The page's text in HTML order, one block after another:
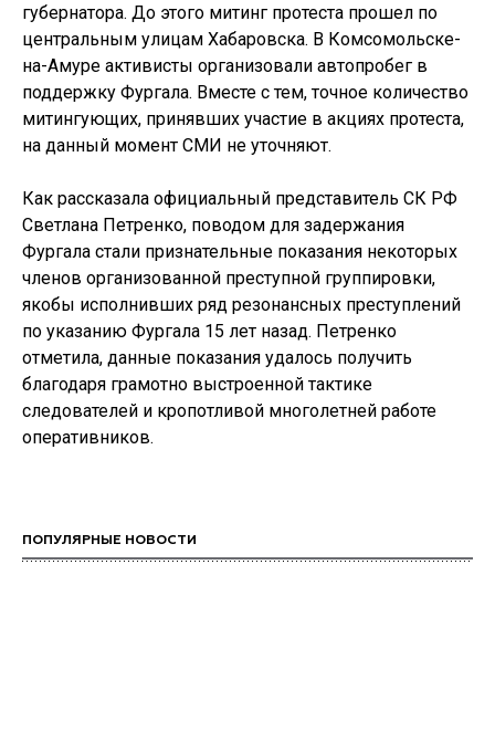
губернатора. До этого митинг протеста прошел по
центральным улицам Хабаровска. В Комсомольске-
на-Амуре активисты организовали автопробег в
поддержку Фургала. Вместе с тем, точное количество
митингующих, принявших участие в акциях протеста,
на данный момент СМИ не уточняют.
Как рассказала официальный представитель СК РФ
Светлана Петренко, поводом для задержания
Фургала стали признательные показания некоторых
членов организованной преступной группировки,
якобы исполнивших ряд резонансных преступлений
по указанию Фургала 15 лет назад. Петренко
отметила, данные показания удалось получить
благодаря грамотно выстроенной тактике
следователей и кропотливой многолетней работе
оперативников.
ПОПУЛЯРНЫЕ НОВОСТИ